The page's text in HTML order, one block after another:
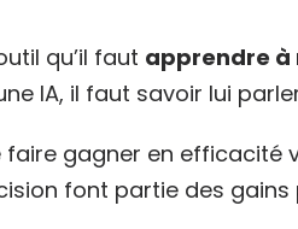
qu’il faut apprendre à
IA, il faut savoir lui
faire gagner en
font partie des gains